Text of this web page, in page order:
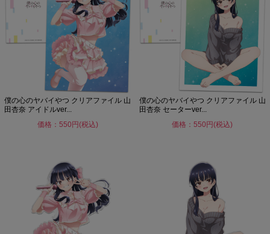
僕の心のヤバイやつ クリアファイル 山
田杏奈 アイドルver...
価格：550円(税込)
僕の心のヤバイやつ クリアファイル 山
田杏奈 セーターver...
価格：550円(税込)